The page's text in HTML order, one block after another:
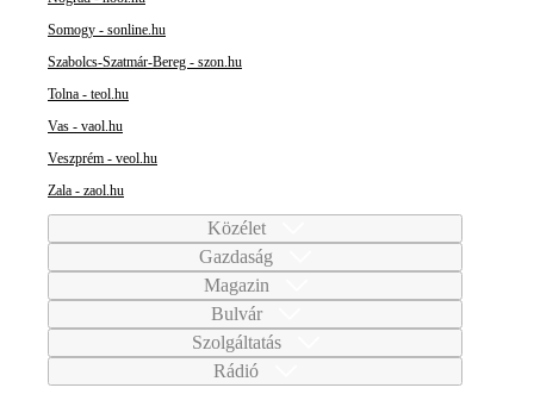
Somogy - sonline.hu
Szabolcs-Szatmár-Bereg - szon.hu
Tolna - teol.hu
Vas - vaol.hu
Veszprém - veol.hu
Zala - zaol.hu
Közélet
Gazdaság
Magazin
Bulvár
Szolgáltatás
Rádió